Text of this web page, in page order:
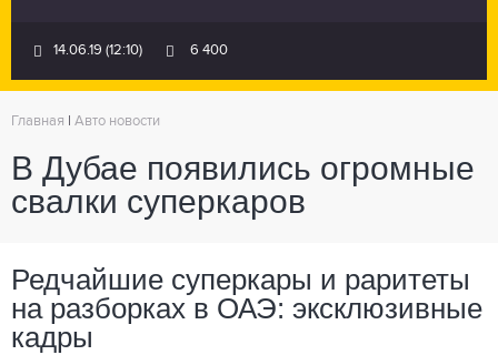
14.06.19 (12:10) 6 400
Главная Авто новости
В Дубае появились огромные
свалки суперкаров
Редчайшие суперкары и раритеты
на разборках в ОАЭ: эксклюзивные
кадры